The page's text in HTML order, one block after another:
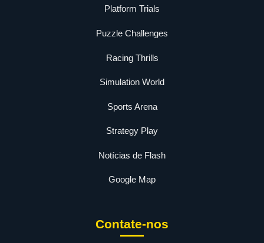
Platform Trials
Puzzle Challenges
Racing Thrills
Simulation World
Sports Arena
Strategy Play
Notícias de Flash
Google Map
Contate-nos